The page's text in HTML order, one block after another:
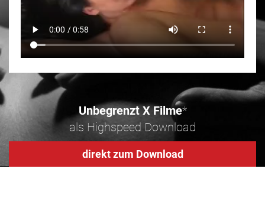
Unbegrenzt X Filme*
als Highspeed Download
direkt zum Download